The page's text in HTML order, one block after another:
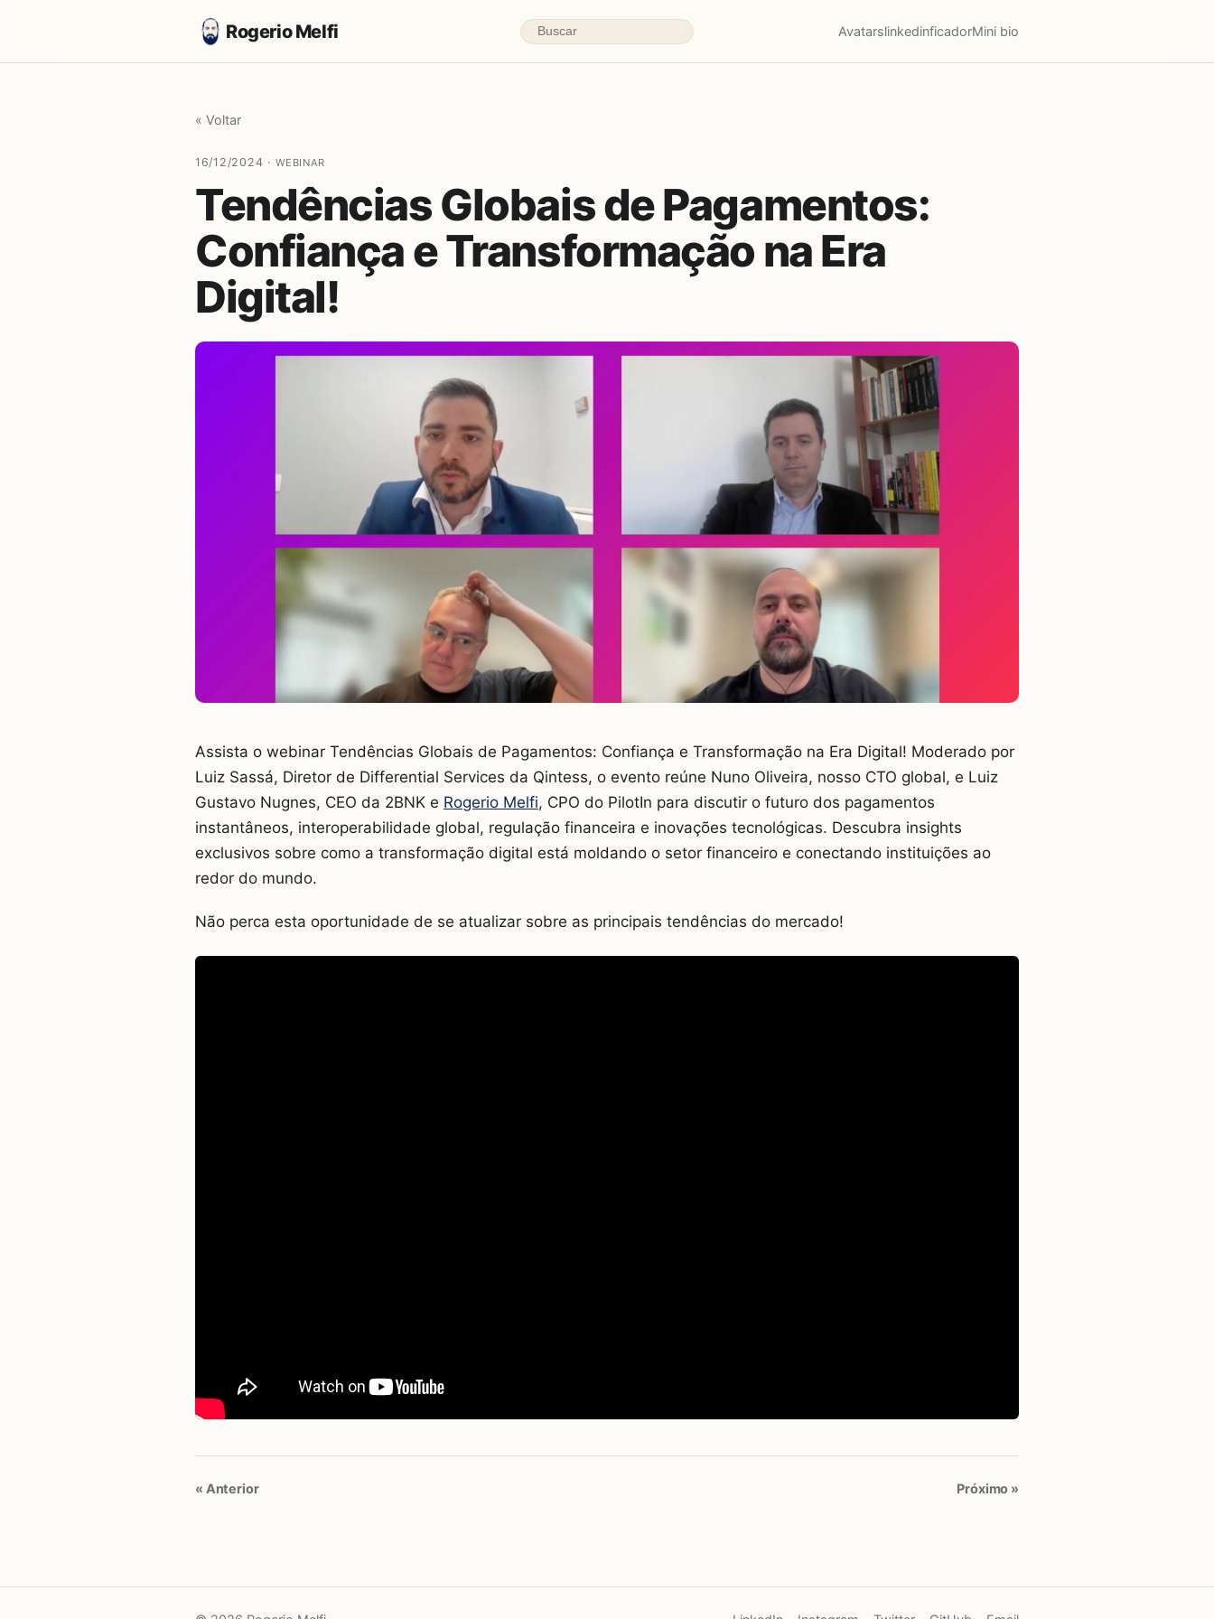
Rogerio Melfi AvatarslinkedinficadorMini bio
« Voltar
16/12/2024 · WEBINAR
Tendências Globais de Pagamentos:
Confiança e Transformação na Era
Digital!
Assista o webinar Tendências Globais de Pagamentos: Confiança e Transformação na Era Digital! Moderado por
Luiz Sassá, Diretor de Differential Services da Qintess, o evento reúne Nuno Oliveira, nosso CTO global, e Luiz
Gustavo Nugnes, CEO da 2BNK e Rogerio Melfi, CPO do PilotIn para discutir o futuro dos pagamentos
instantâneos, interoperabilidade global, regulação financeira e inovações tecnológicas. Descubra insights
exclusivos sobre como a transformação digital está moldando o setor financeiro e conectando instituições ao
redor do mundo.
Não perca esta oportunidade de se atualizar sobre as principais tendências do mercado!
« Anterior Próximo »